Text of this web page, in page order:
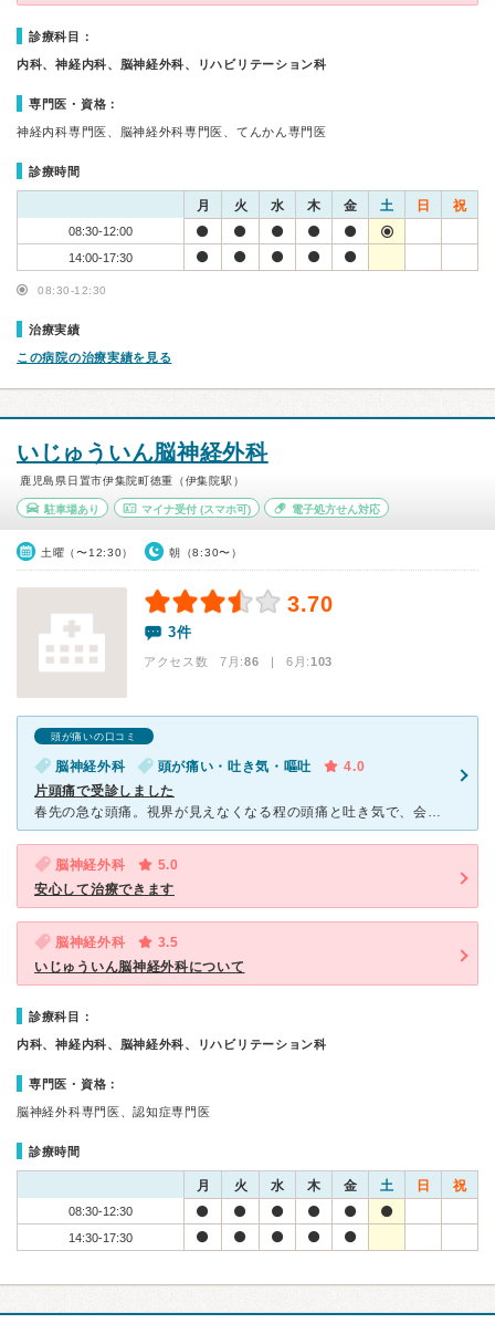
診療科目：
内科、神経内科、脳神経外科、リハビリテーション科
専門医・資格：
神経内科専門医、脳神経外科専門医、てんかん専門医
診療時間
月 火 水 木 金 土 日 祝
08:30-12:00
14:00-17:30
08:30-12:30
治療実績
この病院の治療実績を見る
いじゅういん脳神経外科
鹿児島県日置市伊集院町徳重（伊集院駅）
駐車場あり マイナ受付(スマホ可) 電子処方せん対応
土曜（〜12:30） 朝（8:30〜）
3.70
3件
アクセス数 7月:86 | 6月:103
頭が痛いの口コミ
脳神経外科 頭が痛い・吐き気・嘔吐
4.0
片頭痛で受診しました
春先の急な頭痛。視界が見えなくなる程の頭痛と吐き気で、会社を早退して行った所がこちらでした 待ち時間は20分程で比較的早く診察してもらえたので、とても助かりました CTを撮った時にも案内等もスムー
脳神経外科
5.0
安心して治療できます
脳神経外科
3.5
いじゅういん脳神経外科について
診療科目：
内科、神経内科、脳神経外科、リハビリテーション科
専門医・資格：
脳神経外科専門医、認知症専門医
診療時間
月 火 水 木 金 土 日 祝
08:30-12:30
14:30-17:30